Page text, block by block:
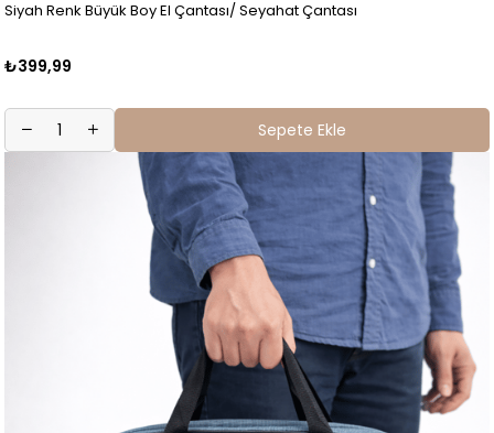
Siyah Renk Büyük Boy El Çantası/ Seyahat Çantası
₺399,99
Sepete Ekle